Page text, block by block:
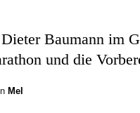
Baumann im
und die
Mel